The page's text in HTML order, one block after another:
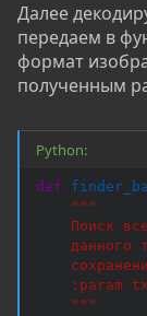
Далее
передаем в
формат
полученным
Python:
def
"""
Поиск
данного
:param
    """